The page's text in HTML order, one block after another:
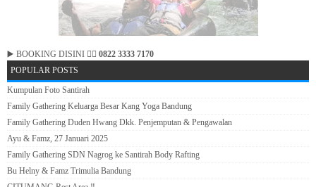
▶️ BOOKING DISINI 👉🏻 0822 3333 7170
POPULAR POSTS
Kumpulan Foto Santirah
Family Gathering Keluarga Besar Kang Yoga Bandung
Family Gathering Duden Hwang Dkk. Penjemputan & Pengawalan
Ayu & Famz, 27 Januari 2025
Family Gathering SDN Nagrog ke Santirah Body Rafting
Bu Helny & Famz Trimulia Bandung